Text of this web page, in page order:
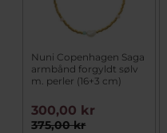
Nuni Copenhagen Saga
armbånd forgyldt sølv
m. perler (16+3 cm)
375,00 kr
300,00 kr